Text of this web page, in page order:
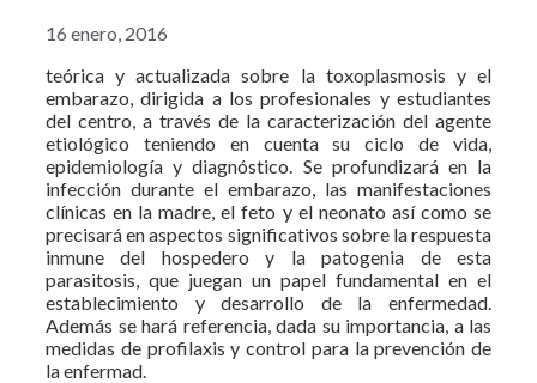
16 enero, 2016
teórica y actualizada sobre la toxoplasmosis y el
embarazo, dirigida a los profesionales y estudiantes
del centro, a través de la caracterización del agente
etiológico teniendo en cuenta su ciclo de vida,
epidemiología y diagnóstico. Se profundizará en la
infección durante el embarazo, las manifestaciones
clínicas en la madre, el feto y el neonato así como se
precisará en aspectos significativos sobre la respuesta
inmune del hospedero y la patogenia de esta
parasitosis, que juegan un papel fundamental en el
establecimiento y desarrollo de la enfermedad.
Además se hará referencia, dada su importancia, a las
medidas de profilaxis y control para la prevención de
la enfermad.